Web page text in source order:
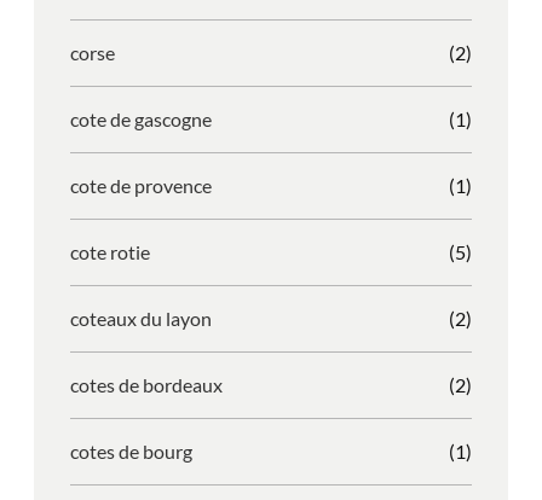
corse (2)
cote de gascogne (1)
cote de provence (1)
cote rotie (5)
coteaux du layon (2)
cotes de bordeaux (2)
cotes de bourg (1)